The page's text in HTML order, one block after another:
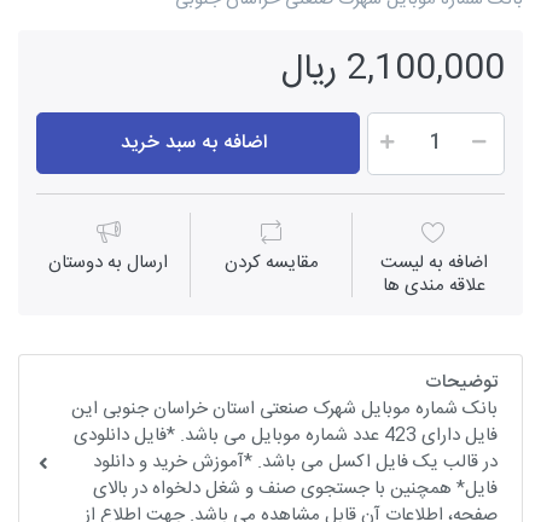
2,100,000 ریال
اضافه به سبد خرید
اضافه به لیست
علاقه مندی ها
مقايسه كردن ارسال به دوستان
توضیحات
بانک شماره موبایل شهرک صنعتی استان خراسان جنوبی این
فایل دارای 423 عدد شماره موبایل می باشد. *فایل دانلودی
در قالب یک فایل اکسل می باشد. *آموزش خرید و دانلود
فایل* همچنین با جستجوی صنف و شغل دلخواه در بالای
صفحه، اطلاعات آن قابل مشاهده می باشد. جهت اطلاع از